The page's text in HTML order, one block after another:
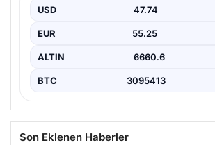
yaşanan olay, Yenibosna Merkez
Sokak'ta bulunan dört…
USD 47.74
EUR 55.25
ALTIN 6660.6
BTC 3095413
Son Eklenen Haberler